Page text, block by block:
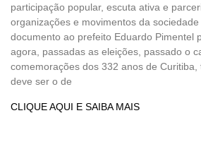
participação popular, escuta ativa e
organizações e movimentos da
documento ao prefeito Eduardo Pimentel
agora, passadas as eleições, passado o
comemorações dos 332 anos de
deve ser o de
CLIQUE AQUI E SAIBA MAIS